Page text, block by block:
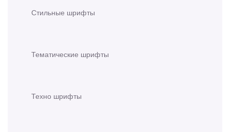
Стильные шрифты
Тематические шрифты
Техно шрифты